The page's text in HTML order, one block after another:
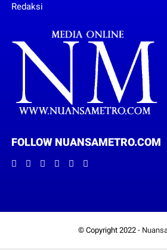
Redaksi
FOLLOW NUANSAMETRO.COM
© Copyright 2022 -